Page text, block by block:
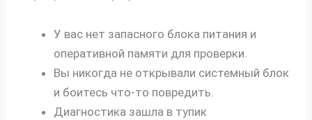
У вас нет запасного блока питания и
оперативной памяти для проверки.
Вы никогда не открывали системный блок
и боитесь что-то повредить.
Диагностика зашла в тупик